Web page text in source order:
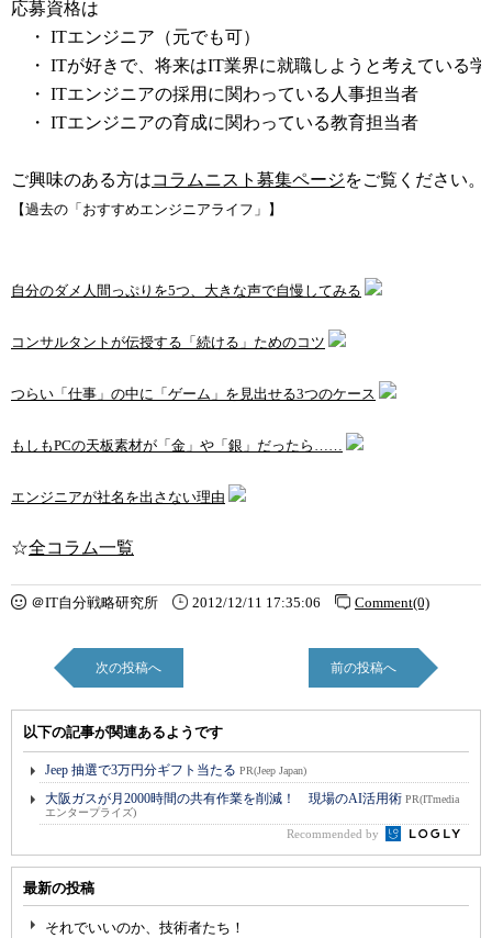
応募資格は
・ ITエンジニア（元でも可）
・ ITが好きで、将来はIT業界に就職しようと考えている学
・ ITエンジニアの採用に関わっている人事担当者
・ ITエンジニアの育成に関わっている教育担当者
ご興味のある方はコラムニスト募集ページをご覧ください。
【過去の「おすすめエンジニアライフ」】
自分のダメ人間っぷりを5つ、大きな声で自慢してみる
コンサルタントが伝授する「続ける」ためのコツ
つらい「仕事」の中に「ゲーム」を見出せる3つのケース
もしもPCの天板素材が「金」や「銀」だったら……
エンジニアが社名を出さない理由
☆全コラム一覧
＠IT自分戦略研究所 2012/12/11 17:35:06 Comment(0)
次の投稿へ 前の投稿へ
以下の記事が関連あるようです
Jeep 抽選で3万円分ギフト当たる PR(Jeep Japan)
大阪ガスが月2000時間の共有作業を削減！ 現場のAI活用術 PR(ITmedia
エンタープライズ)
Recommended by
最新の投稿
それでいいのか、技術者たち！